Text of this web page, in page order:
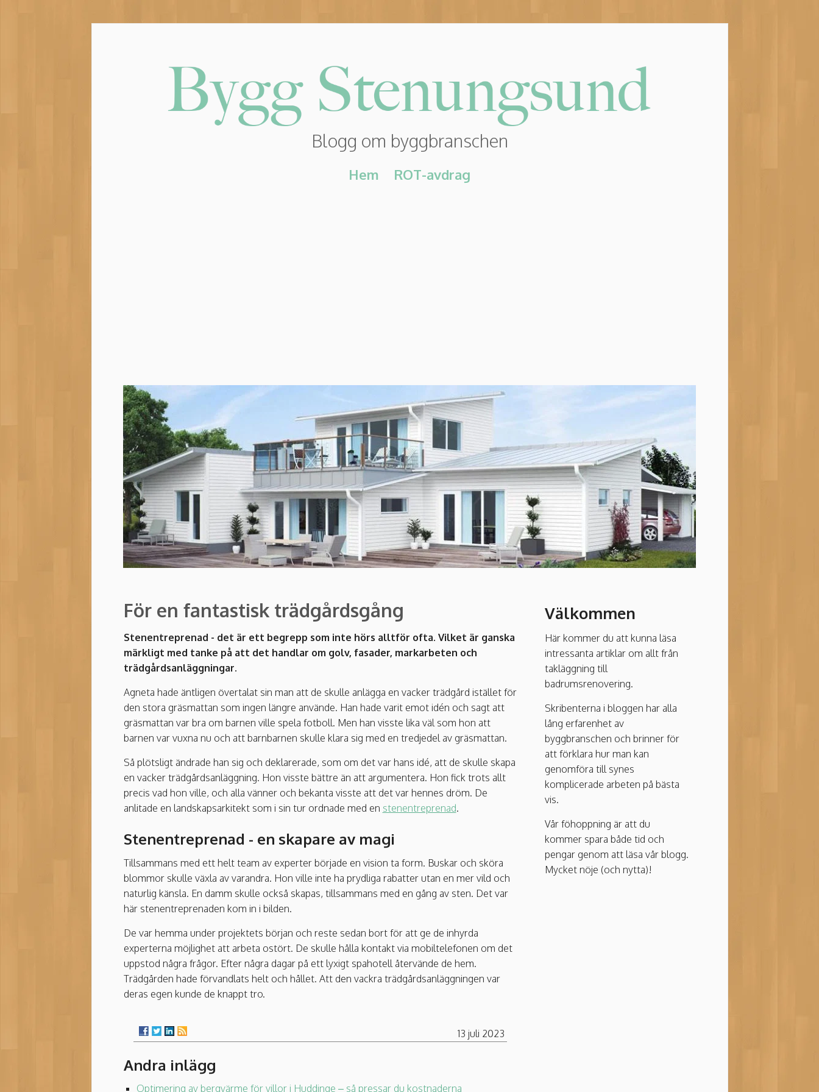
Blogg om byggbranschen
Hem ROT-avdrag
För en fantastisk trädgårdsgång
Stenentreprenad - det är ett begrepp som inte hörs alltför ofta. Vilket är ganska
märkligt med tanke på att det handlar om golv, fasader, markarbeten och
trädgårdsanläggningar.
Agneta hade äntligen övertalat sin man att de skulle anlägga en vacker trädgård istället för
den stora gräsmattan som ingen längre använde. Han hade varit emot idén och sagt att
gräsmattan var bra om barnen ville spela fotboll. Men han visste lika väl som hon att
barnen var vuxna nu och att barnbarnen skulle klara sig med en tredjedel av gräsmattan.
Så plötsligt ändrade han sig och deklarerade, som om det var hans idé, att de skulle skapa
en vacker trädgårdsanläggning. Hon visste bättre än att argumentera. Hon fick trots allt
precis vad hon ville, och alla vänner och bekanta visste att det var hennes dröm. De
anlitade en landskapsarkitekt som i sin tur ordnade med en stenentreprenad.
Stenentreprenad - en skapare av magi
Tillsammans med ett helt team av experter började en vision ta form. Buskar och sköra
blommor skulle växla av varandra. Hon ville inte ha prydliga rabatter utan en mer vild och
naturlig känsla. En damm skulle också skapas, tillsammans med en gång av sten. Det var
här stenentreprenaden kom in i bilden.
De var hemma under projektets början och reste sedan bort för att ge de inhyrda
experterna möjlighet att arbeta ostört. De skulle hålla kontakt via mobiltelefonen om det
uppstod några frågor. Efter några dagar på ett lyxigt spahotell återvände de hem.
Trädgården hade förvandlats helt och hållet. Att den vackra trädgårdsanläggningen var
deras egen kunde de knappt tro.
13 juli 2023
Andra inlägg
Optimering av bergvärme för villor i Huddinge – så pressar du kostnaderna
Välkommen
Här kommer du att kunna läsa
intressanta artiklar om allt från
takläggning till
badrumsrenovering.
Skribenterna i bloggen har alla
lång erfarenhet av
byggbranschen och brinner för
att förklara hur man kan
genomföra till synes
komplicerade arbeten på bästa
vis.
Vår föhoppning är att du
kommer spara både tid och
pengar genom att läsa vår blogg.
Mycket nöje (och nytta)!